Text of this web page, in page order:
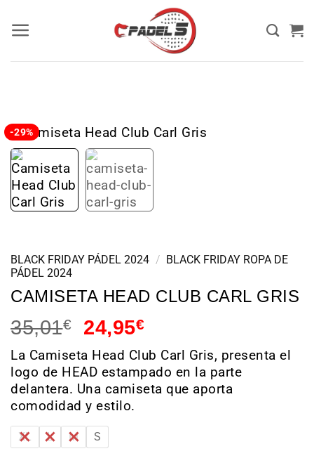
-29%
BLACK FRIDAY PÁDEL 2024 / BLACK FRIDAY ROPA DE
PÁDEL 2024
CAMISETA HEAD CLUB CARL GRIS
35,01€ 24,95€
La Camiseta Head Club Carl Gris, presenta el
logo de HEAD estampado en la parte
delantera. Una camiseta que aporta
comodidad y estilo.
XL L M S